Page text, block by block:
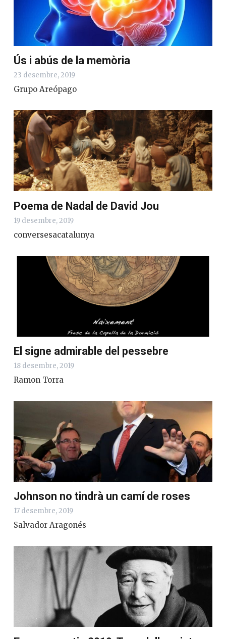
Ús i abús de la memòria
23 desembre, 2019
Grupo Areópago
Poema de Nadal de David Jou
19 desembre, 2019
conversesacatalunya
El signe admirable del pessebre
18 desembre, 2019
Ramon Torra
Johnson no tindrà un camí de roses
17 desembre, 2019
Salvador Aragonés